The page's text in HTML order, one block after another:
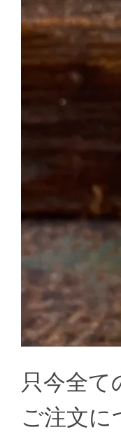
只今全て
ご注文